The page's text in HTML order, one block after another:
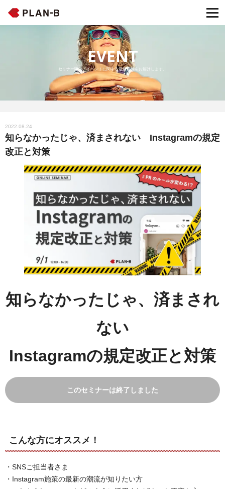
EVENT
セミナー開催・イベントに関する最新情報をお届けします。
2022.08.24
知らなかったじゃ、済まされない Instagramの規定
改正と対策
知らなかったじゃ、済まされ
ない
Instagramの規定改正と対策
このセミナーは終了しました
こんな方にオススメ！
・SNSご担当者さま
・Instagram施策の最新の潮流が知りたい方